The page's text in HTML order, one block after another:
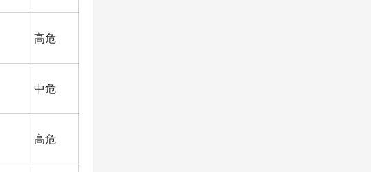
高危
中危
高危